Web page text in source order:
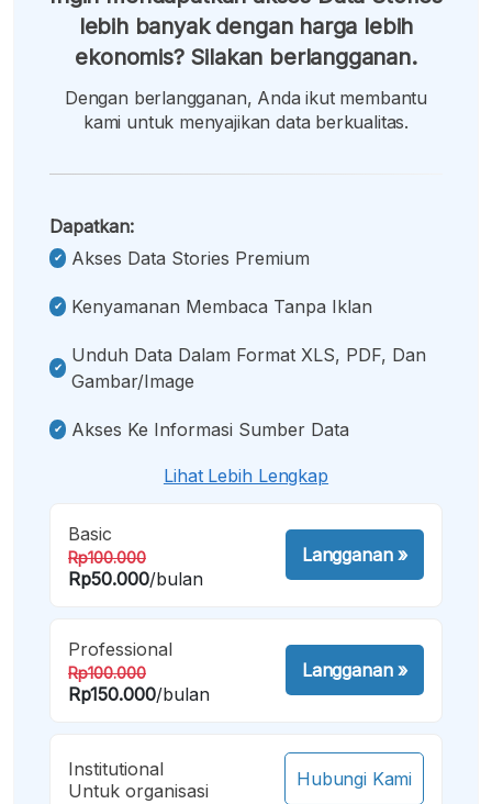
lebih banyak dengan harga lebih
ekonomis? Silakan berlangganan.
Dengan berlangganan, Anda ikut membantu
kami untuk menyajikan data berkualitas.
Dapatkan:
Akses Data Stories Premium
Kenyamanan Membaca Tanpa Iklan
Unduh Data Dalam Format XLS, PDF, Dan
Gambar/image
Akses Ke Informasi Sumber Data
Lihat Lebih Lengkap
Basic
Rp100.000
Rp50.000/bulan
Langganan»
Professional
Rp100.000
Rp150.000/bulan
Langganan»
Institutional
Untuk organisasi
Hubungi Kami